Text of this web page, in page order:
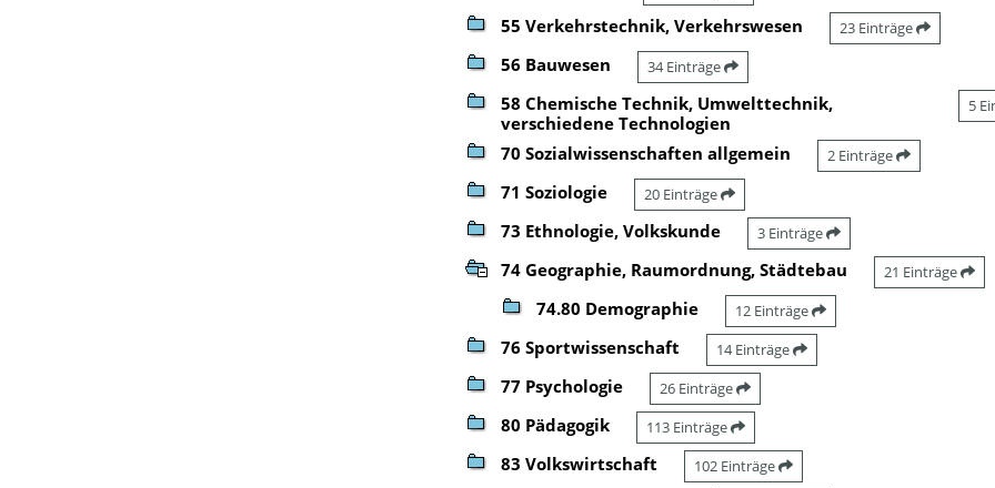
55 Verkehrstechnik, Verkehrswesen 23 Einträge
56 Bauwesen 34 Einträge
58 Chemische Technik, Umwelttechnik,
verschiedene Technologien
5
70 Sozialwissenschaften allgemein 2 Einträge
71 Soziologie 20 Einträge
73 Ethnologie, Volkskunde 3 Einträge
74 Geographie, Raumordnung, Städtebau 21 Einträge
74.80 Demographie 12 Einträge
76 Sportwissenschaft 14 Einträge
77 Psychologie 26 Einträge
80 Pädagogik 113 Einträge
83 Volkswirtschaft 102 Einträge